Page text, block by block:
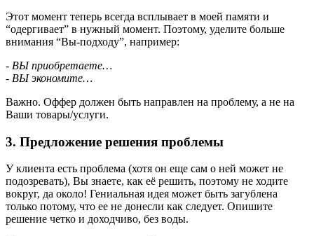
Этот момент теперь всегда всплывает в моей памяти и
“одергивает” в нужный момент. Поэтому, уделите больше
внимания “Вы-подходу”, например:
- ВЫ приобретаете…
- ВЫ экономите…
Важно. Оффер должен быть направлен на проблему, а не на
Ваши товары/услуги.
3. Предложение решения проблемы
У клиента есть проблема (хотя он еще сам о ней может не
подозревать), Вы знаете, как её решить, поэтому не ходите
вокруг, да около! Гениальная идея может быть загублена
только потому, что ее не донесли как следует. Опишите
решение четко и доходчиво, без воды.